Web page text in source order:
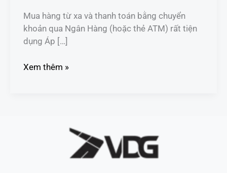
Mua hàng từ xa và thanh toán bằng chuyển
khoản qua Ngân Hàng (hoặc thẻ ATM) rất tiện
dụng Áp […]
Xem thêm »